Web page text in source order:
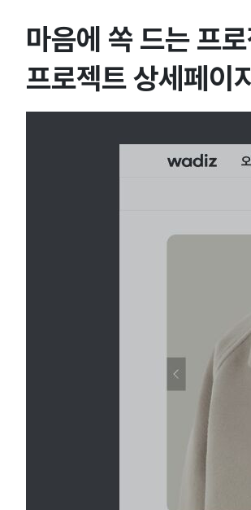
마음에 쏙 드는 프
프로젝트 상세페이